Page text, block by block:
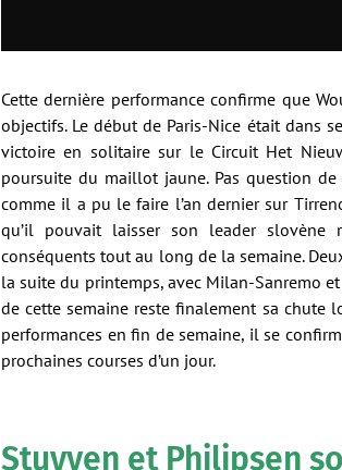
Cette dernière performance confirme que
objectifs. Le début de Paris-Nice était dans
victoire en solitaire sur le Circuit Het
poursuite du maillot jaune. Pas question
comme il a pu le faire l’an dernier sur
qu’il pouvait laisser son leader
conséquents tout au long de la semaine.
la suite du printemps, avec Milan-Sanremo
de cette semaine reste finalement sa chute
performances en fin de semaine, il se
prochaines courses d’un jour.
Stuyven et Philipsen